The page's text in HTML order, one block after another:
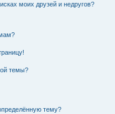
моих друзей и недругов?
темы?
тему?